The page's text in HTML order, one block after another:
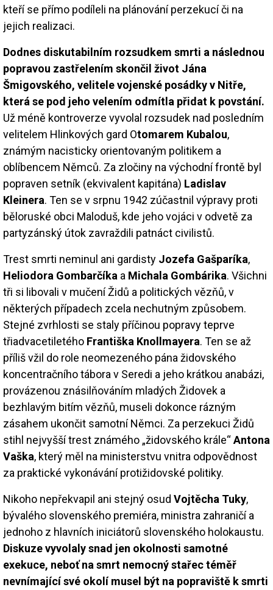
kteří se přímo podíleli na plánování perzekucí či na
jejich realizaci.
Dodnes diskutabilním rozsudkem smrti a následnou
popravou zastřelením skončil život Jána
Šmigovského, velitele vojenské posádky v Nitře,
která se pod jeho velením odmítla přidat k povstání.
Už méně kontroverze vyvolal rozsudek nad posledním
velitelem Hlinkových gard Otomarem Kubalou,
známým nacisticky orientovaným politikem a
oblíbencem Němců. Za zločiny na východní frontě byl
popraven setník (ekvivalent kapitána) Ladislav
Kleinera. Ten se v srpnu 1942 zúčastnil výpravy proti
běloruské obci Maloduš, kde jeho vojáci v odvetě za
partyzánský útok zavraždili patnáct civilistů.
Trest smrti neminul ani gardisty Jozefa Gašparíka,
Heliodora Gombarčíka a Michala Gombárika. Všichni
tři si libovali v mučení Židů a politických vězňů, v
některých případech zcela nechutným způsobem.
Stejné zvrhlosti se staly příčinou popravy teprve
třiadvacetiletého Františka Knollmayera. Ten se až
příliš vžil do role neomezeného pána židovského
koncentračního tábora v Seredi a jeho krátkou anabázi,
provázenou znásilňováním mladých Židovek a
bezhlavým bitím vězňů, museli dokonce rázným
zásahem ukončit samotní Němci. Za perzekuci Židů
stihl nejvyšší trest známého „židovského krále“Antona
Vaška, který měl na ministerstvu vnitra odpovědnost
za praktické vykonávání protižidovské politiky.
Nikoho nepřekvapil ani stejný osud Vojtěcha Tuky,
bývalého slovenského premiéra, ministra zahraničí a
jednoho z hlavních iniciátorů slovenského holokaustu.
Diskuze vyvolaly snad jen okolnosti samotné
exekuce, neboť na smrt nemocný stařec téměř
nevnímající své okolí musel být na popraviště k smrti